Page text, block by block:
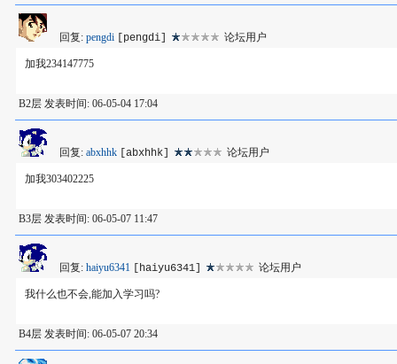
回复: pengdi [pengdi] 论坛用户
加我234147775
B2层 发表时间: 06-05-04 17:04
回复: abxhhk [abxhhk] 论坛用户
加我303402225
B3层 发表时间: 06-05-07 11:47
回复: haiyu6341 [haiyu6341] 论坛用户
我什么也不会,能加入学习吗?
B4层 发表时间: 06-05-07 20:34